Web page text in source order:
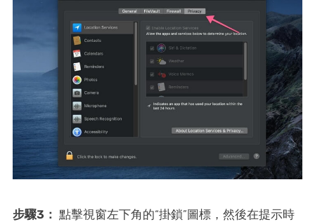
步驟3： 點擊視窗左下角的“掛鎖”圖標，然後在提示時